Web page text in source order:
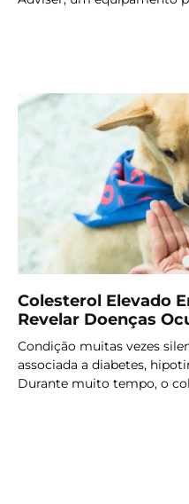
Colesterol Elevado
Revelar Doenças
Condição muitas vezes
associada a diabetes,
Durante muito tempo, o